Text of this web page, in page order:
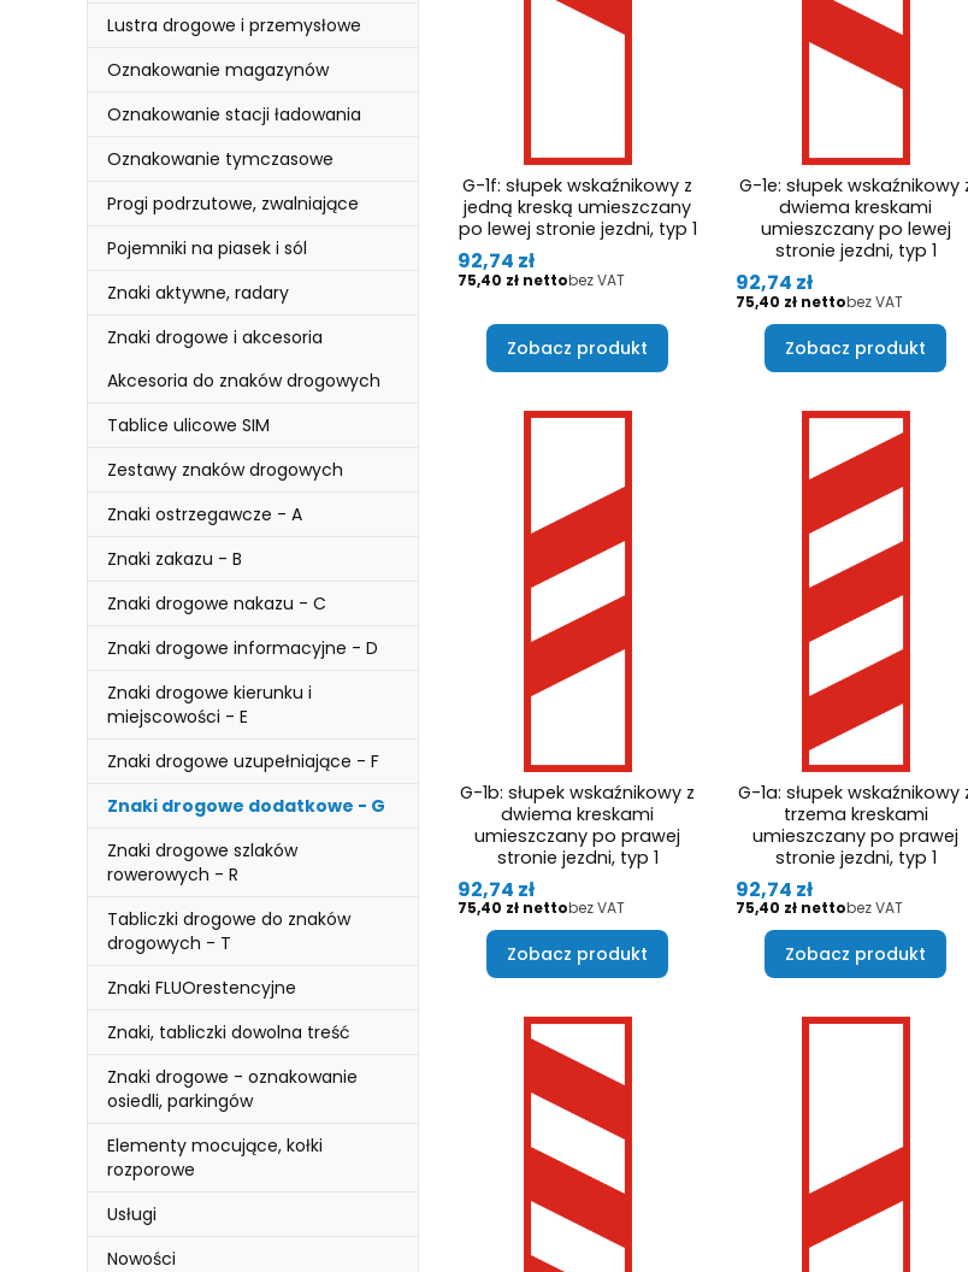
Lustra drogowe i przemysłowe
Oznakowanie magazynów
Oznakowanie stacji ładowania
Oznakowanie tymczasowe
Progi podrzutowe, zwalniające
Pojemniki na piasek i sól
Znaki aktywne, radary
Znaki drogowe i akcesoria
Akcesoria do znaków drogowych
Tablice ulicowe SIM
Zestawy znaków drogowych
Znaki ostrzegawcze - A
Znaki zakazu - B
Znaki drogowe nakazu - C
Znaki drogowe informacyjne - D
Znaki drogowe kierunku i
miejscowości - E
Znaki drogowe uzupełniające - F
Znaki drogowe dodatkowe - G
Znaki drogowe szlaków
rowerowych - R
Tabliczki drogowe do znaków
drogowych - T
Znaki FLUOrestencyjne
Znaki, tabliczki dowolna treść
Znaki drogowe - oznakowanie
osiedli, parkingów
Elementy mocujące, kołki
rozporowe
Usługi
Nowości
G-1f: słupek wskaźnikowy z
jedną kreską umieszczany
po lewej stronie jezdni, typ 1
Cena
92,74 zł
Cena
75,40 zł bez VAT
Zobacz produkt
G-1e: słupek wskaźnikowy
dwiema kreskami
umieszczany po lewej
stronie jezdni, typ 1
Cena
92,74 zł
Cena
75,40 zł bez VAT
Zobacz produkt
G-1b: słupek wskaźnikowy z
dwiema kreskami
umieszczany po prawej
stronie jezdni, typ 1
Cena
92,74 zł
Cena
75,40 zł bez VAT
Zobacz produkt
G-1a: słupek wskaźnikowy
trzema kreskami
umieszczany po prawej
stronie jezdni, typ 1
Cena
92,74 zł
Cena
75,40 zł bez VAT
Zobacz produkt